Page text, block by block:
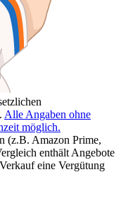
Alle Angaben ohne
möglich.
(z.B. Amazon Prime,
enthält Angebote
eine Vergütung